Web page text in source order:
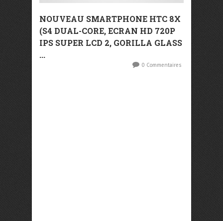
NOUVEAU SMARTPHONE HTC 8X
(S4 DUAL-CORE, ECRAN HD 720P
IPS SUPER LCD 2, GORILLA GLASS
...
0 Commentaires